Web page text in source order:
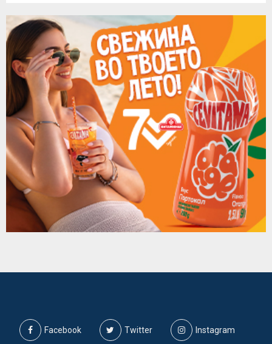
Facebook Twitter Instagram